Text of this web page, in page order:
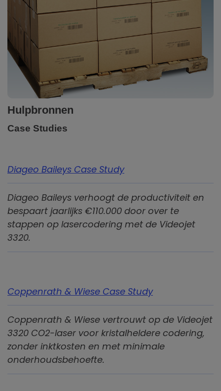
Hulpbronnen
Case Studies
Diageo Baileys Case Study
Diageo Baileys verhoogt de productiviteit en
bespaart jaarlijks €110.000 door over te
stappen op lasercodering met de Videojet
3320.
Coppenrath & Wiese Case Study
Coppenrath & Wiese vertrouwt op de Videojet
3320 CO2-laser voor kristalheldere codering,
zonder inktkosten en met minimale
onderhoudsbehoefte.